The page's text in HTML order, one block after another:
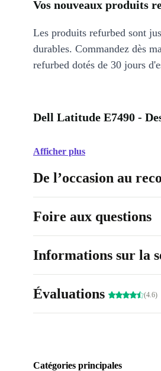
Vos nouveaux produits
Les produits refurbed sont
durables. Commandez dès
refurbed dotés de 30 jours
Dell Latitude E7490 -
Afficher plus
De l’occasion au
Foire aux questions
Informations sur la
Évaluations (4.6)
Catégories principales